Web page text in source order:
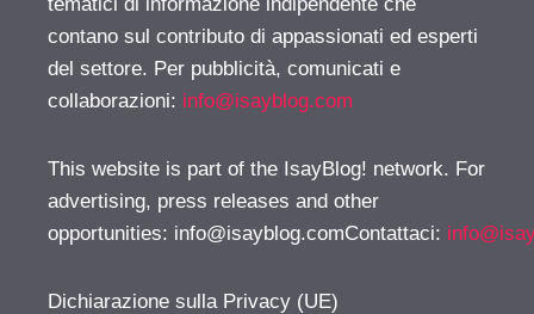
contano sul contributo di appassionati ed esperti
del settore. Per pubblicità, comunicati e
collaborazioni: info@isayblog.com
This website is part of the IsayBlog! network. For
advertising, press releases and other
opportunities: info@isayblog.comContattaci:
Dichiarazione sulla Privacy (UE)